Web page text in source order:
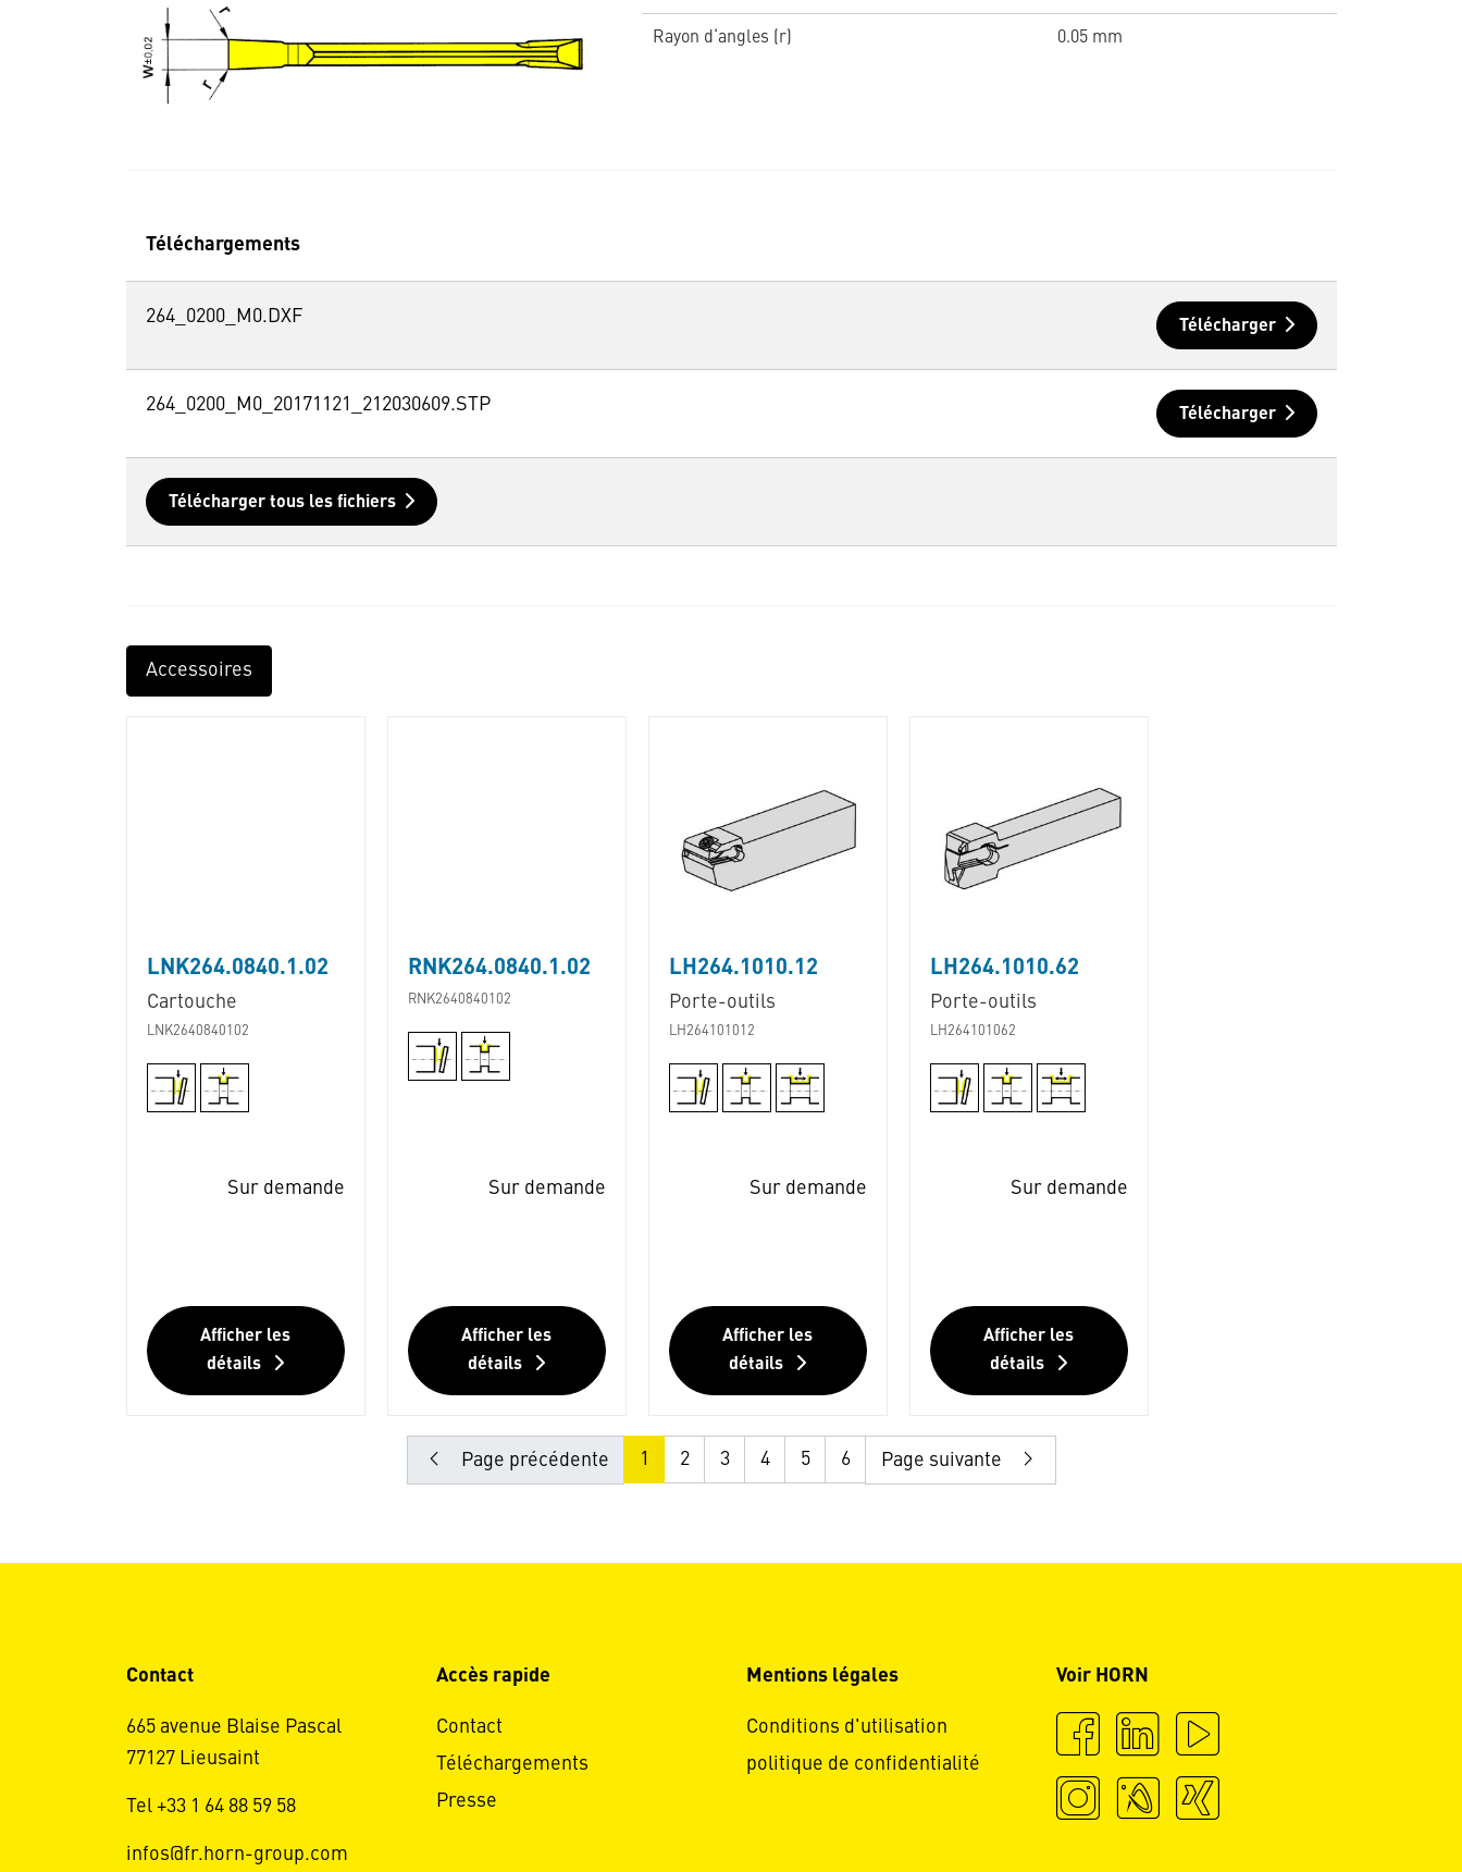
Rayon d‘angles (r) 0.05 mm
Téléchargements
264_0200_M0.DXF Télécharger
264_0200_M0_20171121_212030609.STP Télécharger
Télécharger tous les fichiers
Accessoires
LNK264.0840.1.02
Cartouche
LNK2640840102
Sur demande
Afficher les
détails
RNK264.0840.1.02
RNK2640840102
Sur demande
Afficher les
détails
LH264.1010.12
Porte-outils
LH264101012
Sur demande
Afficher les
détails
LH264.1010.62
Porte-outils
LH264101062
Sur demande
Afficher les
détails
Page précédente 1 2 3 4 5 6 Page suivante
Contact
665 avenue Blaise Pascal
77127 Lieusaint
Tel +33 1 64 88 59 58
infos@fr.horn-group.com
Accès rapide
Contact
Téléchargements
Presse
Mentions légales
Conditions d'utilisation
politique de confidentialité
Voir HORN